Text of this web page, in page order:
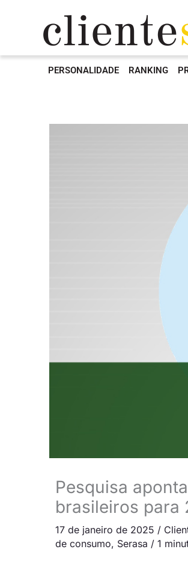
PERSONALIDADE RANKING
Pesquisa
brasileiros para
17 de janeiro de 2025 /
de consumo, Serasa / 1